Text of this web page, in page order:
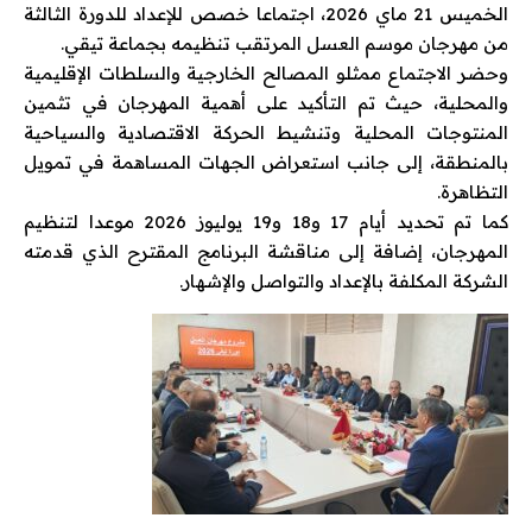
الخميس 21 ماي 2026، اجتماعا خصص للإعداد للدورة الثالثة
من مهرجان موسم العسل المرتقب تنظيمه بجماعة تيقي.
وحضر الاجتماع ممثلو المصالح الخارجية والسلطات الإقليمية
والمحلية، حيث تم التأكيد على أهمية المهرجان في تثمين
المنتوجات المحلية وتنشيط الحركة الاقتصادية والسياحية
بالمنطقة، إلى جانب استعراض الجهات المساهمة في تمويل
التظاهرة.
كما تم تحديد أيام 17 و18 و19 يوليوز 2026 موعدا لتنظيم
المهرجان، إضافة إلى مناقشة البرنامج المقترح الذي قدمته
الشركة المكلفة بالإعداد والتواصل والإشهار.